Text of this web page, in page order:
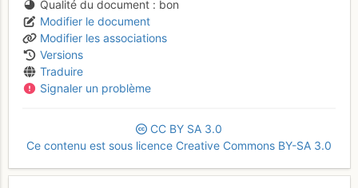
Qualité du document
bon
Modifier le document
Modifier les associations
Versions
Traduire
Signaler un problème
CC BY SA 3.0
Ce contenu est sous licence Creative Commons BY-SA 3.0